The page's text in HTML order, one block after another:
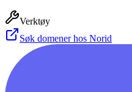
Verktøy
Søk domener hos Norid